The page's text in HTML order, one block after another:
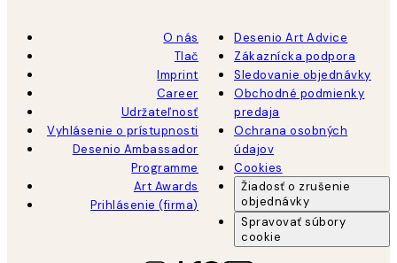
O nás
Tlač
Imprint
Career
Udržateľnosť
Vyhlásenie o prístupnosti
Desenio Ambassador
Programme
Art Awards
Prihlásenie (firma)
Desenio Art Advice
Zákaznícka podpora
Sledovanie objednávky
Obchodné podmienky
predaja
Ochrana osobných
údajov
Cookies
Žiadosť o zrušenie
objednávky
Spravovať súbory
cookie